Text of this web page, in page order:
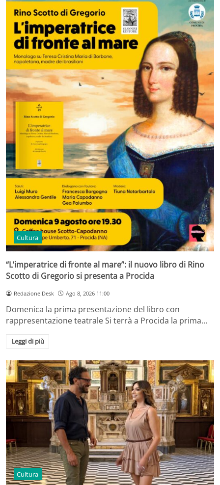
Cultura
“L’imperatrice di fronte al mare”: il nuovo libro di Rino
Scotto di Gregorio si presenta a Procida
Redazione Desk Ago 8, 2026 11:00
Domenica la prima presentazione del libro con
rappresentazione teatrale Si terrà a Procida la prima…
Leggi di più
Cultura